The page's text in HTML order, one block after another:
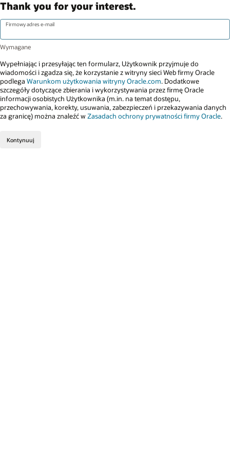
Thank you for your interest.
Firmowy adres e-mail
Wypełniając i przesyłając ten formularz, Użytkownik przyjmuje do
wiadomości i zgadza się, że korzystanie z witryny sieci Web firmy Oracle
podlega Warunkom użytkowania witryny Oracle.com. Dodatkowe
szczegóły dotyczące zbierania i wykorzystywania przez firmę Oracle
informacji osobistych Użytkownika (m.in. na temat dostępu,
przechowywania, korekty, usuwania, zabezpieczeń i przekazywania danych
za granicę) można znaleźć wZasadach ochrony prywatności firmy Oracle.
Kontynuuj